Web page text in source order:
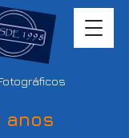
anos